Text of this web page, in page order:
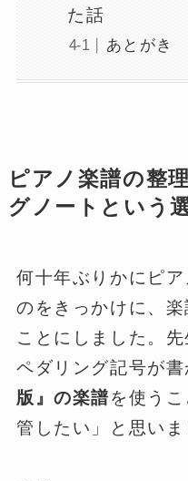
た話
あとがき
ピアノ楽譜の整
グノートという
何十年ぶりかにピ
のをきっかけに、
ことにしました。
ペダリング記号が
版』の楽譜を使う
管したい」と思いま